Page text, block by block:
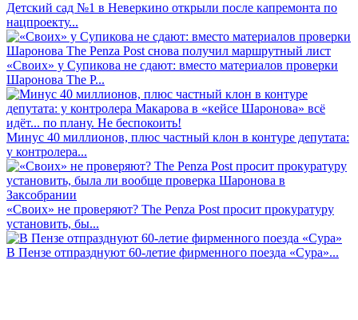
Детский сад №1 в Неверкино открыли после капремонта по
нацпроекту...
«Своих» у Супикова не сдают: вместо материалов проверки
Шаронова The P...
Минус 40 миллионов, плюс частный клон в контуре депутата:
у контролера...
«Своих» не проверяют? The Penza Post просит прокуратуру
установить, бы...
В Пензе отпразднуют 60-летие фирменного поезда «Сура»...